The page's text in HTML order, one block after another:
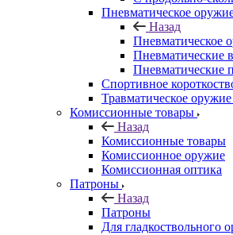
Пневматическое
Назад
Пневматическое
Пневматические
Пневматические
Спортивное
Травматическое
Комиссионные товары
Назад
Комиссионные товары
Комиссионное оружие
Комиссионная оптика
Патроны
Назад
Патроны
Для гладкоствольного